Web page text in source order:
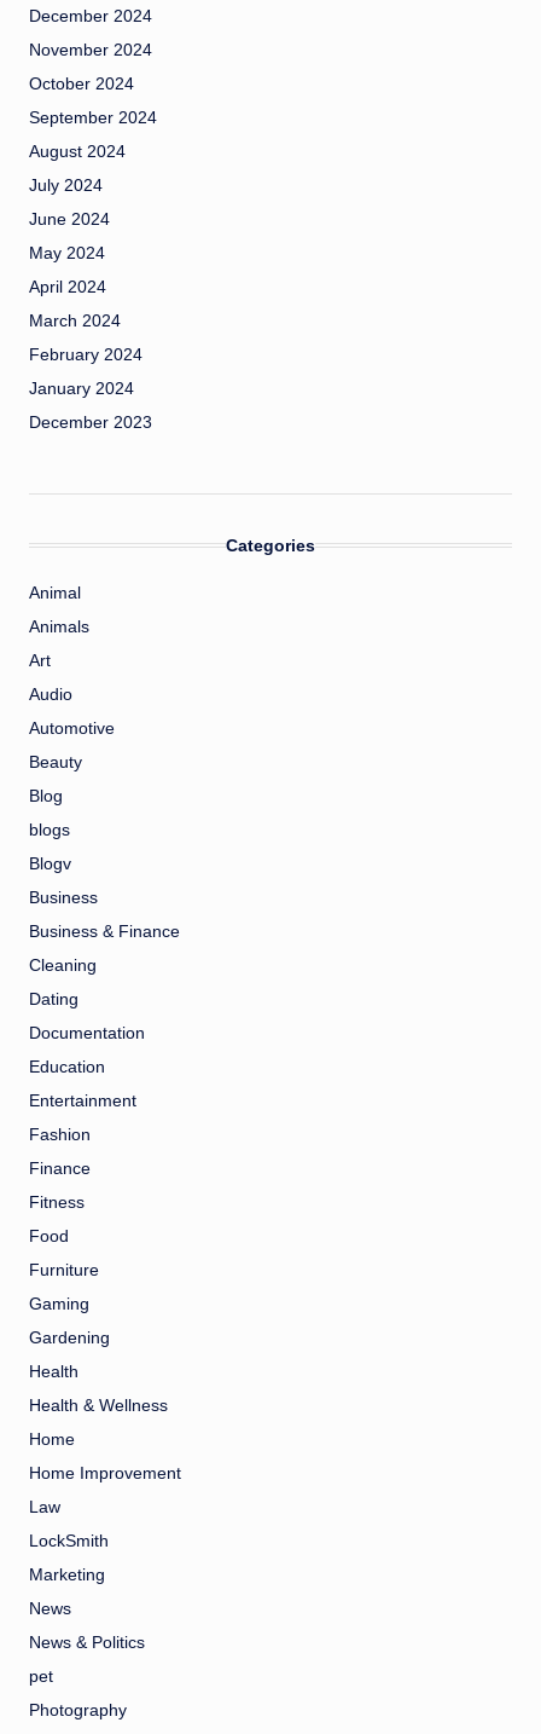
December 2024
November 2024
October 2024
September 2024
August 2024
July 2024
June 2024
May 2024
April 2024
March 2024
February 2024
January 2024
December 2023
Categories
Animal
Animals
Art
Audio
Automotive
Beauty
Blog
blogs
Blogv
Business
Business & Finance
Cleaning
Dating
Documentation
Education
Entertainment
Fashion
Finance
Fitness
Food
Furniture
Gaming
Gardening
Health
Health & Wellness
Home
Home Improvement
Law
LockSmith
Marketing
News
News & Politics
pet
Photography